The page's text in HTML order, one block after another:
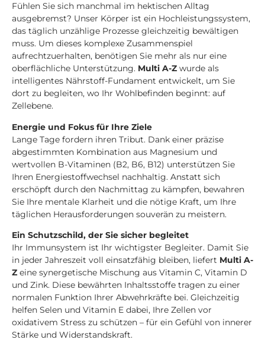
Fühlen Sie sich manchmal im hektischen Alltag
ausgebremst? Unser Körper ist ein Hochleistungssystem,
das täglich unzählige Prozesse gleichzeitig bewältigen
muss. Um dieses komplexe Zusammenspiel
aufrechtzuerhalten, benötigen Sie mehr als nur eine
oberflächliche Unterstützung. Multi A-Z wurde als
intelligentes Nährstoff-Fundament entwickelt, um Sie
dort zu begleiten, wo Ihr Wohlbefinden beginnt: auf
Zellebene.
Energie und Fokus für Ihre Ziele
Lange Tage fordern ihren Tribut. Dank einer präzise
abgestimmten Kombination aus Magnesium und
wertvollen B-Vitaminen (B2, B6, B12) unterstützen Sie
Ihren Energiestoffwechsel nachhaltig. Anstatt sich
erschöpft durch den Nachmittag zu kämpfen, bewahren
Sie Ihre mentale Klarheit und die nötige Kraft, um Ihre
täglichen Herausforderungen souverän zu meistern.
Ein Schutzschild, der Sie sicher begleitet
Ihr Immunsystem ist Ihr wichtigster Begleiter. Damit Sie
in jeder Jahreszeit voll einsatzfähig bleiben, liefert Multi A-
Z eine synergetische Mischung aus Vitamin C, Vitamin D
und Zink. Diese bewährten Inhaltsstoffe tragen zu einer
normalen Funktion Ihrer Abwehrkräfte bei. Gleichzeitig
helfen Selen und Vitamin E dabei, Ihre Zellen vor
oxidativem Stress zu schützen – für ein Gefühl von innerer
Stärke und Widerstandskraft.